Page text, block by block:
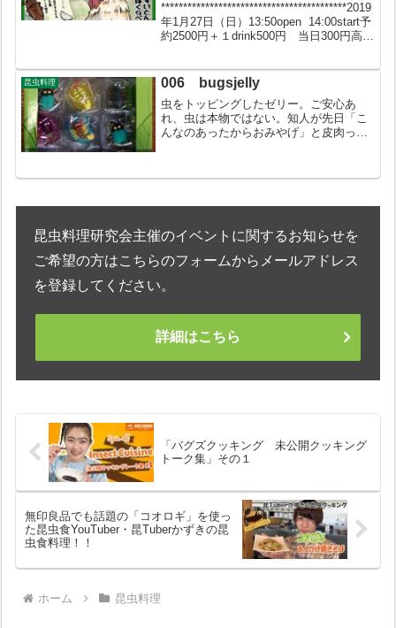
******************************************2019
年1月27日（日）13:50open 14:00start予
約2500円＋１drink500円 当日300円高
昆虫料理 006 bugsjelly
虫をトッピングしたゼリー。ご安心あ
れ、虫は本物ではない。知人が先日「こ
んなのあったからおみやげ」と皮肉っぽ
んと中国製なのに驚く。昆虫料理のメッ
昆虫料理研究会主催のイベントに関するお知らせを
ご希望の方はこちらのフォームからメールアドレス
を登録してください。
詳細はこちら
「バグズクッキング 未公開クッキング
トーク集」その１
無印良品でも話題の「コオロギ」を使っ
た昆虫食YouTuber・昆Tuberかずきの昆
虫食料理！！
ホーム 昆虫料理